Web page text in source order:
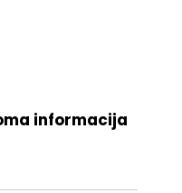
informacija